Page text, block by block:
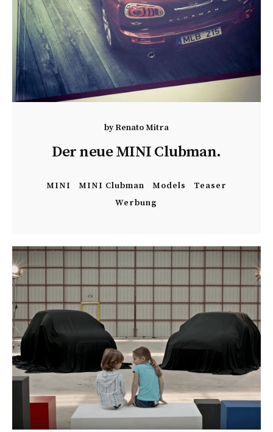
byRenato Mitra
Der neue MINI Clubman.
MINI MINI Clubman Models
Teaser
Werbung